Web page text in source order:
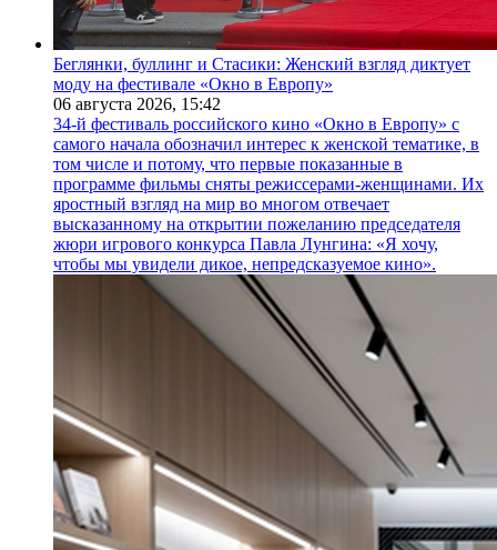
Беглянки, буллинг и Стасики: Женский взгляд диктует
моду на фестивале «Окно в Европу»
06 августа 2026, 15:42
34-й фестиваль российского кино «Окно в Европу» с
самого начала обозначил интерес к женской тематике, в
том числе и потому, что первые показанные в
программе фильмы сняты режиссерами-женщинами. Их
яростный взгляд на мир во многом отвечает
высказанному на открытии пожеланию председателя
жюри игрового конкурса Павла Лунгина: «Я хочу,
чтобы мы увидели дикое, непредсказуемое кино».